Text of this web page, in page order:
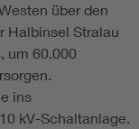
über den
Halbinsel Stralau
um 60.000
ins
kV-Schaltanlage.